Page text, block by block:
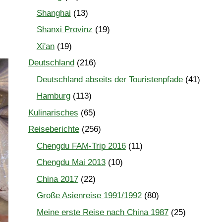
Shanghai (13)
Shanxi Provinz (19)
Xi'an(19)
Deutschland(216)
Deutschland abseits der Touristenpfade(41)
Hamburg(113)
Kulinarisches (65)
Reiseberichte(256)
Chengdu FAM-Trip 2016(11)
Chengdu Mai 2013(10)
China 2017(22)
Große Asienreise 1991/1992(80)
Meine erste Reise nach China 1987(25)